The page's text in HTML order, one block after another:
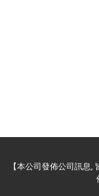
【本公司發佈公司訊息